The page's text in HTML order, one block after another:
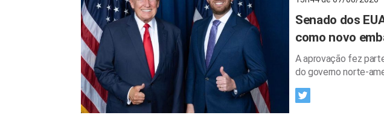
Senado dos
como novo
A aprovação fez
do governo norte-